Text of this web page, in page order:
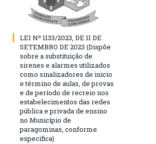
LEI Nº 1133/2023, DE 11 DE
SETEMBRO DE 2023 (Dispõe
sobre a substituição de
sirenes e alarmes utilizados
como sinalizadores de início
e término de aulas, de provas
e de período de recreio nos
estabelecimentos das redes
pública e privada de ensino
no Município de
paragominas, conforme
especifica)